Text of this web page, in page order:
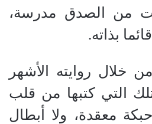
من الصدق مدرسة،
بذاته.
خلال روايته الأشهر
التي كتبها من قلب
حبكة معقدة، ولا أبطال